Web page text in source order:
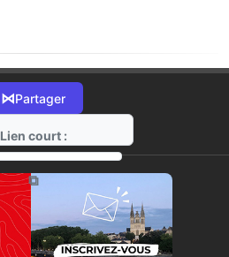
⋈Partager
Lien court :
https://radio-g.fr?13246
⧉